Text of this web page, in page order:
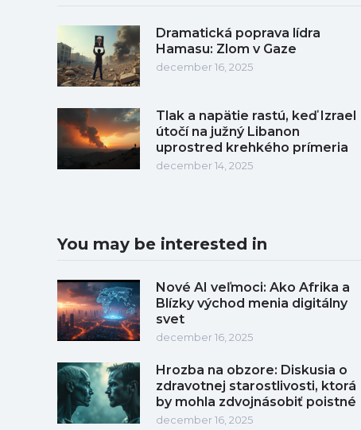
Dramatická poprava lídra
Hamasu: Zlom v Gaze
december 16, 2025
Tlak a napätie rastú, keď Izrael
útočí na južný Libanon
uprostred krehkého prímeria
december 14, 2025
You may be interested in
Nové AI veľmoci: Ako Afrika a
Blízky východ menia digitálny
svet
december 16, 2025
Hrozba na obzore: Diskusia o
zdravotnej starostlivosti, ktorá
by mohla zdvojnásobiť poistné
december 16, 2025